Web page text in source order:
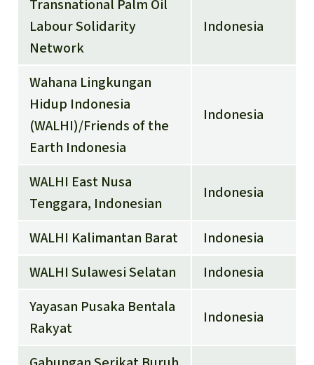
Transnational Palm Oil
Labour Solidarity
Network
Indonesia
Wahana Lingkungan
Hidup Indonesia
(WALHI)/Friends of the
Earth Indonesia
Indonesia
WALHI East Nusa
Tenggara, Indonesian
Indonesia
WALHI Kalimantan Barat
Indonesia
WALHI Sulawesi Selatan
Indonesia
Yayasan Pusaka Bentala
Rakyat
Indonesia